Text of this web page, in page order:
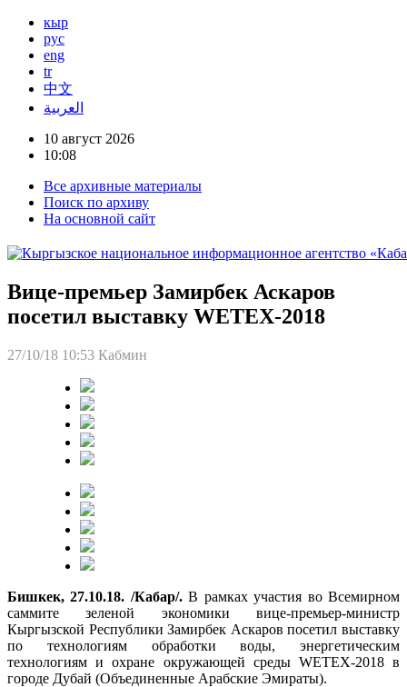
кыр
рус
eng
tr
中文
العربية
10 август 2026
10:08
Все архивные материалы
Поиск по архиву
На основной сайт
Вице-премьер Замирбек Аскаров
посетил выставку WETEX-2018
27/10/18 10:53 Кабмин
Бишкек, 27.10.18. /Кабар/.В рамках участия во Всемирном
саммите зеленой экономики вице-премьер-министр
Кыргызской Республики Замирбек Аскаров посетил выставку
по технологиям обработки воды, энергетическим
технологиям и охране окружающей среды WETEX-2018 в
городе Дубай (Объединенные Арабские Эмираты).